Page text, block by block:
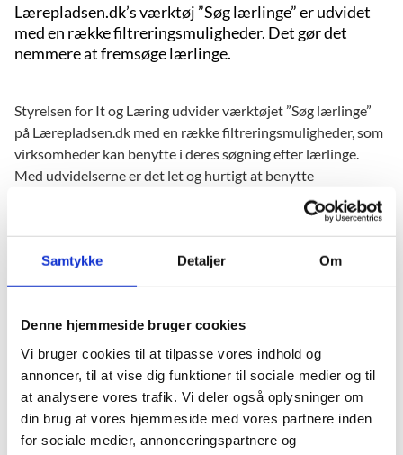
Samtykke Detaljer Om
Denne hjemmeside bruger cookies
Vi bruger cookies til at tilpasse vores indhold og
annoncer, til at vise dig funktioner til sociale medier og til
at analysere vores trafik. Vi deler også oplysninger om
din brug af vores hjemmeside med vores partnere inden
for sociale medier, annonceringspartnere og
Lærepladsen.dk’s værktøj ”Søg lærlinge” er udvidet
med en række filtreringsmuligheder. Det gør det
nemmere at fremsøge lærlinge.
Styrelsen for It og Læring udvider værktøjet ”Søg lærlinge”
på Lærepladsen.dk med en række filtreringsmuligheder, som
virksomheder kan benytte i deres søgning efter lærlinge.
Med udvidelserne er det let og hurtigt at benytte
Lærepladsen.dk til at finde den helt rigtige lærling.
Virksomheder kan filtrere deres søgning på parametrene:
Lærepladsønske, herunder mulighed for at afgrænse til
den uddannelse den potentielle lærling er indskrevet på
Afstand til elevens bopæl i form af postnummer
Fritekst
Derudover er visningen af lærlinge i søgeresultatet blevet
forbedret, så virksomhederne kan se flere relevante
informationer om den enkelte lærling.